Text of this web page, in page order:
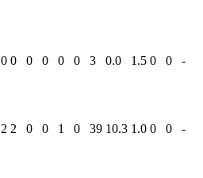
0 0 0 0 0 0 3 0.0 1.5 0 0
-
2 2 0 0 1 0 39 10.3 1.0 0 0 -